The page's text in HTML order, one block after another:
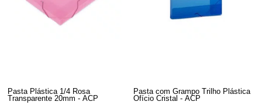
Pasta Plástica 1/4 Rosa
Transparente 20mm - ACP
Pasta com Grampo Trilho Plástica
Ofício Cristal - ACP